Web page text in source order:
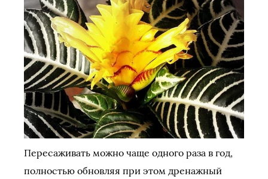
Пересаживать можно чаще одного раза в год,
полностью обновляя при этом дренажный